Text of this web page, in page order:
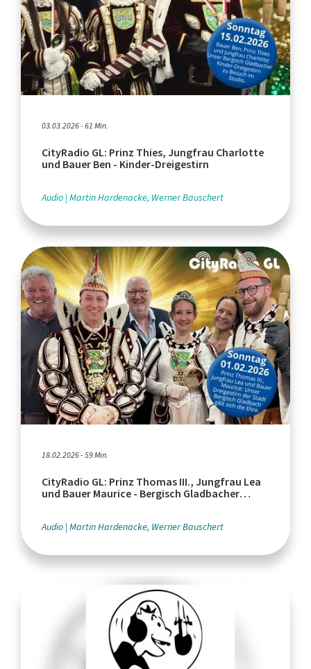
03.03.2026 - 61 Min.
CityRadio GL: Prinz Thies, Jungfrau Charlotte
und Bauer Ben - Kinder-Dreigestirn
Audio Martin Hardenacke, Werner Bauschert
18.02.2026 - 59 Min.
CityRadio GL: Prinz Thomas III., Jungfrau Lea
und Bauer Maurice - Bergisch Gladbacher
Audio Martin Hardenacke, Werner Bauschert